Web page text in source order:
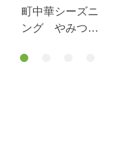
町中華シーズニ
ング やみつき